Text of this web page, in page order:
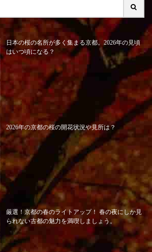
日本の桜の名所が多く集まる京都。2026年の見頃
はいつ頃になる？
2026年の京都の桜の開花状況や見所は？
厳選！京都の春のライトアップ！ 春の夜にしか見
られない古都の魅力を満喫しましょう。